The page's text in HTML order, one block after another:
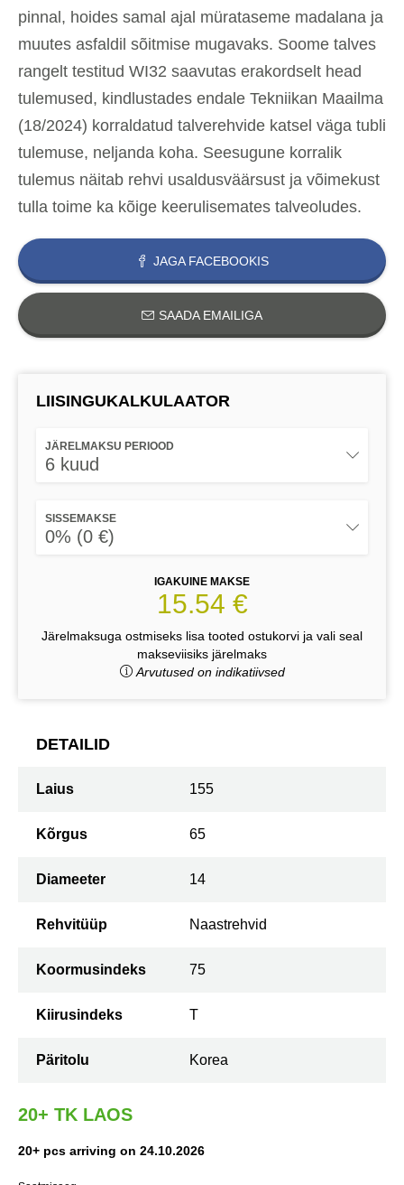
pinnal, hoides samal ajal mürataseme madalana ja
muutes asfaldil sõitmise mugavaks. Soome talves
rangelt testitud WI32 saavutas erakordselt head
tulemused, kindlustades endale Tekniikan Maailma
(18/2024) korraldatud talverehvide katsel väga tubli
tulemuse, neljanda koha. Seesugune korralik
tulemus näitab rehvi usaldusväärsust ja võimekust
tulla toime ka kõige keerulisemates talveoludes.
JAGA FACEBOOKIS
SAADA EMAILIGA
LIISINGUKALKULAATOR
JÄRELMAKSU PERIOOD
6 kuud
SISSEMAKSE
0% (0 €)
IGAKUINE MAKSE
15.54 €
Järelmaksuga ostmiseks lisa tooted ostukorvi ja vali seal
makseviisiks järelmaks
Arvutused on indikatiivsed
DETAILID
Laius 155
Kõrgus 65
Diameeter 14
Rehvitüüp Naastrehvid
Koormusindeks 75
Kiirusindeks T
Päritolu Korea
20+ TK LAOS
20+ pcs arriving on 24.10.2026